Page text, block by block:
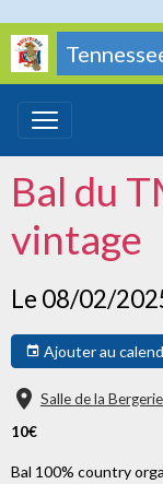
Bal du
vintage
Le 08/02/
Ajouter au
Salle de la
10€
Bal 100% country